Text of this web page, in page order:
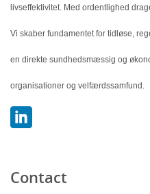
livseffektivitet. Med ordentlighed
Vi skaber fundamentet for tidløse,
en direkte sundhedsmæssig og
organisationer og velfærdssamfund.
Contact